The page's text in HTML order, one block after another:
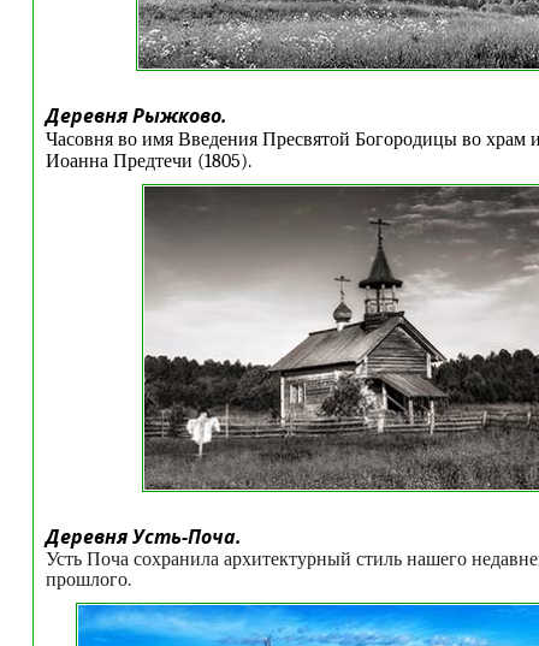
Деревня Рыжково.
Часовня во имя Введения Пресвятой Богородицы во храм
Иоанна Предтечи (1805).
Деревня Усть-Поча.
Усть Поча сохранила архитектурный стиль нашего
прошлого.